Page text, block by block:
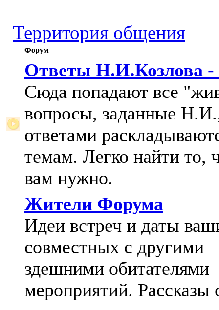
Территория общения
Форум
Ответы Н.И.Козлова -
Сюда попадают все
вопросы, заданные
ответами
темам. Легко найти то,
вам нужно.
Жители Форума
Идеи встреч и даты
совместных с другими
здешними обитателями
мероприятий. Рассказы